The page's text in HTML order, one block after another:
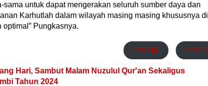
untuk dapat mengerakan seluruh sumber daya dan
Karhutlah dalam wilayah masing masing khususnya di
Pungkasnya.
Print 🖨 PDF 📄
Hari, Sambut Malam Nuzulul Qur'an Sekaligus
Tahun 2024